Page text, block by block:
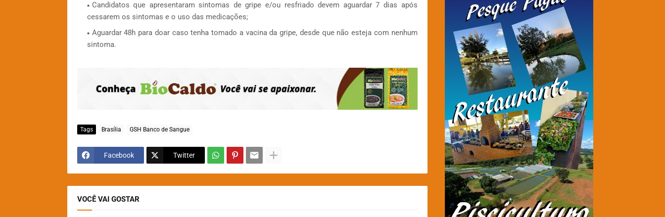
Candidatos que apresentaram sintomas de gripe e/ou resfriado devem aguardar 7 dias após
cessarem os sintomas e o uso das medicações;
Aguardar 48h para doar caso tenha tomado a vacina da gripe, desde que não esteja com nenhum
sintoma.
Tags Brasília GSH Banco de Sangue
Facebook Twitter
VOCÊ VAI GOSTAR